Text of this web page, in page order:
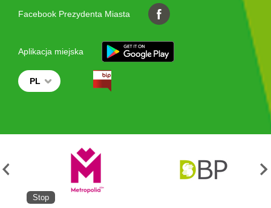
Facebook Prezydenta Miasta
Aplikacja miejska
PL
Stop